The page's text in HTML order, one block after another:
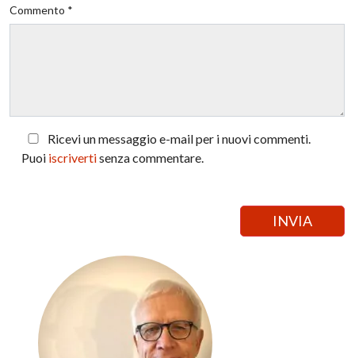
Commento *
Ricevi un messaggio e-mail per i nuovi commenti.
Puoi iscrivertisenza commentare.